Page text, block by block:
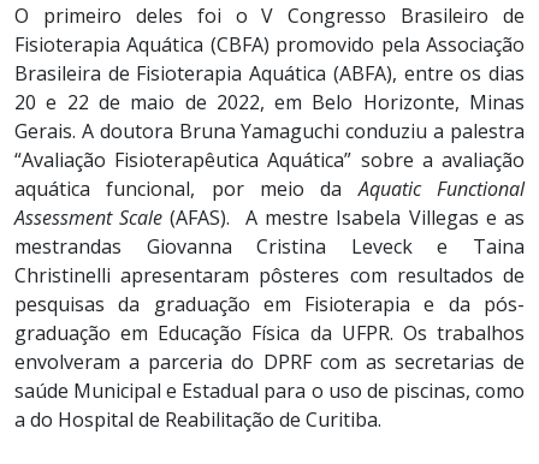
O primeiro deles foi o V Congresso Brasileiro de
Fisioterapia Aquática (CBFA) promovido pela Associação
Brasileira de Fisioterapia Aquática (ABFA), entre os dias
20 e 22 de maio de 2022, em Belo Horizonte, Minas
Gerais. A doutora Bruna Yamaguchi conduziu a palestra
“Avaliação Fisioterapêutica Aquática” sobre a avaliação
aquática funcional, por meio daAquatic Functional
Assessment Scale (AFAS). A mestre Isabela Villegas e as
mestrandas Giovanna Cristina Leveck e Taina
Christinelli apresentaram pôsteres com resultados de
pesquisas da graduação em Fisioterapia e da pós-
graduação em Educação Física da UFPR. Os trabalhos
envolveram a parceria do DPRF com as secretarias de
saúde Municipal e Estadual para o uso de piscinas, como
a do Hospital de Reabilitação de Curitiba.